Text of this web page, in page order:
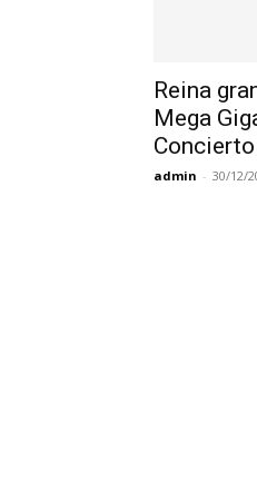
Reina
Mega
Concierto
admin - 30/12/